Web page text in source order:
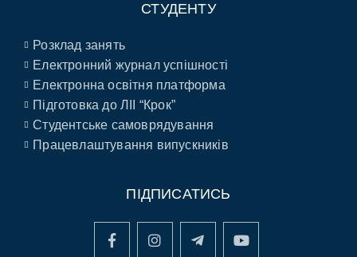
СТУДЕНТУ
Розклад занять
Електронний журнал успішності
Електронна освітня платформа
Підготовка до ЛІІ “Крок”
Студентське самоврядування
Працевлаштування випускників
ПІДПИСАТИСЬ